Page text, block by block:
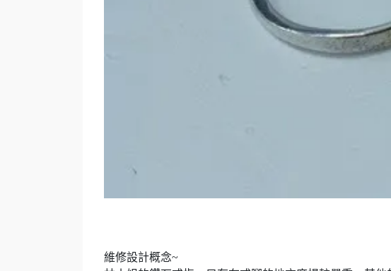
維修設計概念~